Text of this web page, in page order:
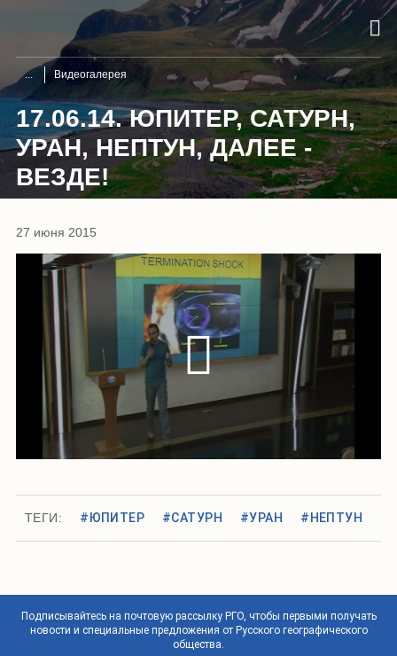
Видеогалерея
17.06.14. ЮПИТЕР, САТУРН,
УРАН, НЕПТУН, ДАЛЕЕ -
ВЕЗДЕ!
27 июня 2015
ТЕГИ: #ЮПИТЕР #САТУРН #УРАН #НЕПТУН
Подписывайтесь на почтовую рассылку РГО, чтобы первыми получать
новости и специальные предложения от Русского географического
общества.